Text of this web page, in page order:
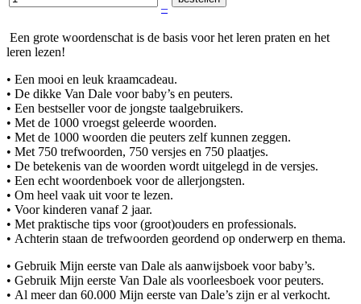
–
Een grote woordenschat is de basis voor het leren praten en het
leren lezen!
• Een mooi en leuk kraamcadeau.
• De dikke Van Dale voor baby’s en peuters.
• Een bestseller voor de jongste taalgebruikers.
• Met de 1000 vroegst geleerde woorden.
• Met de 1000 woorden die peuters zelf kunnen zeggen.
• Met 750 trefwoorden, 750 versjes en 750 plaatjes.
• De betekenis van de woorden wordt uitgelegd in de versjes.
• Een echt woordenboek voor de allerjongsten.
• Om heel vaak uit voor te lezen.
• Voor kinderen vanaf 2 jaar.
• Met praktische tips voor (groot)ouders en professionals.
• Achterin staan de trefwoorden geordend op onderwerp en thema.
• Gebruik Mijn eerste van Dale als aanwijsboek voor baby’s.
• Gebruik Mijn eerste Van Dale als voorleesboek voor peuters.
• Al meer dan 60.000 Mijn eerste van Dale’s zijn er al verkocht.